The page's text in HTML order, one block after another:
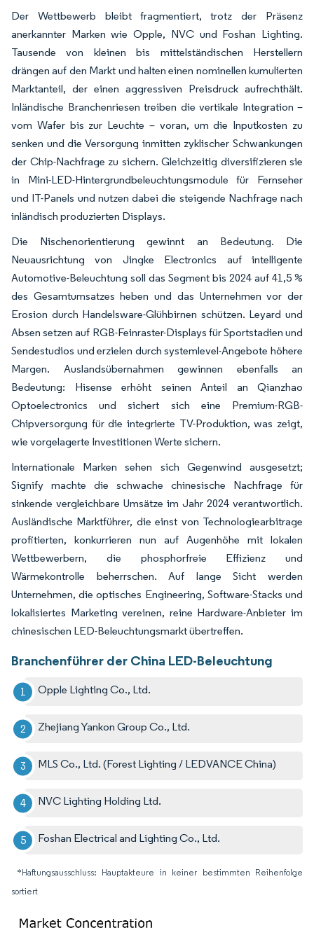
Der Wettbewerb bleibt fragmentiert, trotz der Präsenz
anerkannter Marken wie Opple, NVC und Foshan Lighting.
Tausende von kleinen bis mittelständischen Herstellern
drängen auf den Markt und halten einen nominellen kumulierten
Marktanteil, der einen aggressiven Preisdruck aufrechthält.
Inländische Branchenriesen treiben die vertikale Integration –
vom Wafer bis zur Leuchte – voran, um die Inputkosten zu
senken und die Versorgung inmitten zyklischer Schwankungen
der Chip-Nachfrage zu sichern. Gleichzeitig diversifizieren sie
in Mini-LED-Hintergrundbeleuchtungsmodule für Fernseher
und IT-Panels und nutzen dabei die steigende Nachfrage nach
inländisch produzierten Displays.
Die Nischenorientierung gewinnt an Bedeutung. Die
Neuausrichtung von Jingke Electronics auf intelligente
Automotive-Beleuchtung soll das Segment bis 2024 auf 41,5 %
des Gesamtumsatzes heben und das Unternehmen vor der
Erosion durch Handelsware-Glühbirnen schützen. Leyard und
Absen setzen auf RGB-Feinraster-Displays für Sportstadien und
Sendestudios und erzielen durch systemlevel-Angebote höhere
Margen. Auslandsübernahmen gewinnen ebenfalls an
Bedeutung: Hisense erhöht seinen Anteil an Qianzhao
Optoelectronics und sichert sich eine Premium-RGB-
Chipversorgung für die integrierte TV-Produktion, was zeigt,
wie vorgelagerte Investitionen Werte sichern.
Internationale Marken sehen sich Gegenwind ausgesetzt;
Signify machte die schwache chinesische Nachfrage für
sinkende vergleichbare Umsätze im Jahr 2024 verantwortlich.
Ausländische Marktführer, die einst von Technologiearbitrage
profitierten, konkurrieren nun auf Augenhöhe mit lokalen
Wettbewerbern, die phosphorfreie Effizienz und
Wärmekontrolle beherrschen. Auf lange Sicht werden
Unternehmen, die optisches Engineering, Software-Stacks und
lokalisiertes Marketing vereinen, reine Hardware-Anbieter im
chinesischen LED-Beleuchtungsmarkt übertreffen.
Branchenführer der China LED-Beleuchtung
Opple Lighting Co., Ltd.
Zhejiang Yankon Group Co., Ltd.
MLS Co., Ltd. (Forest Lighting / LEDVANCE China)
NVC Lighting Holding Ltd.
Foshan Electrical and Lighting Co., Ltd.
*Haftungsausschluss: Hauptakteure in keiner bestimmten Reihenfolge
sortiert